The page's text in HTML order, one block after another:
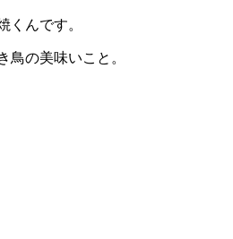
くんです。
鳥の美味いこと。